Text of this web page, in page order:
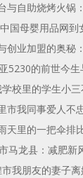
与自助烧烤火锅
国母婴用品网到
创业加盟的奥秘
5230的前世今
校里的学生小
市我同事爱人不
天里的一把伞排
马龙县：减肥新
我朋友的妻子